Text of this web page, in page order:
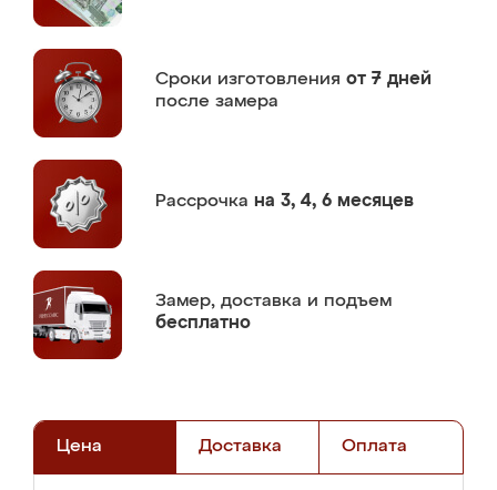
Сроки изготовления от 7 дней
после замера
Рассрочка на 3, 4, 6 месяцев
Замер, доставка и подъем
бесплатно
Цена Доставка Оплата